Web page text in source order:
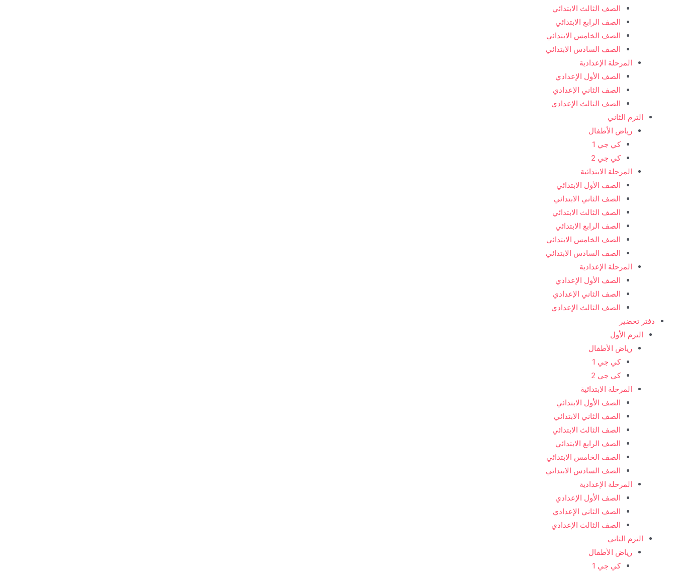
الصف الثالث الابتدائي
الصف الرابع الابتدائي
الصف الخامس الابتدائي
الصف السادس الابتدائي
المرحلة الإعدادية
الصف الأول الإعدادي
الصف الثاني الإعدادي
الصف الثالث الإعدادي
الترم الثاني
رياض الأطفال
كي جي 1
كي جي 2
المرحلة الابتدائية
الصف الأول الابتدائي
الصف الثاني الابتدائي
الصف الثالث الابتدائي
الصف الرابع الابتدائي
الصف الخامس الابتدائي
الصف السادس الابتدائي
المرحلة الإعدادية
الصف الأول الإعدادي
الصف الثاني الإعدادي
الصف الثالث الإعدادي
دفتر تحضير
الترم الأول
رياض الأطفال
كي جي 1
كي جي 2
المرحلة الابتدائية
الصف الأول الابتدائي
الصف الثاني الابتدائي
الصف الثالث الابتدائي
الصف الرابع الابتدائي
الصف الخامس الابتدائي
الصف السادس الابتدائي
المرحلة الإعدادية
الصف الأول الإعدادي
الصف الثاني الإعدادي
الصف الثالث الإعدادي
الترم الثاني
رياض الأطفال
كي جي 1